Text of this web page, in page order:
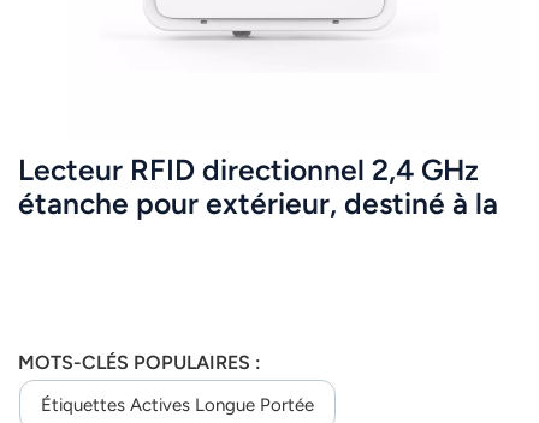
日语
Ελληνικά
Tiếng Việt
Lecteur RFID directionnel 2,4 GHz
étanche pour extérieur, destiné à la
MOTS-CLÉS POPULAIRES :
Étiquettes Actives Longue Portée